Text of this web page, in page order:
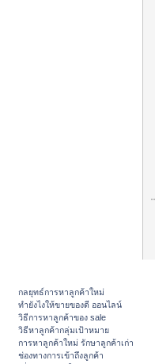
กลยุทธ์การหาลูกค้าใหม่
ทํายังไงให้ขายของดี ออนไลน์
วิธีการหาลูกค้าของ sale
วิธีหาลูกค้ากลุ่มเป้าหมาย
การหาลูกค้าใหม่ รักษาลูกค้าเก่า
ช่องทางการเข้าถึงลูกค้า